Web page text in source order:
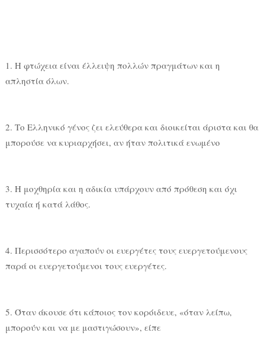
1. Η φτώχεια είναι έλλειψη πολλών πραγμάτων και η
απληστία όλων.
2. Το Ελληνικό γένος ζει ελεύθερα και διοικείται άριστα και θα
μπορούσε να κυριαρχήσει, αν ήταν πολιτικά ενωμένο
3. Η μοχθηρία και η αδικία υπάρχουν από πρόθεση και όχι
τυχαία ή κατά λάθος.
4. Περισσότερο αγαπούν οι ευεργέτες τους ευεργετούμενους
παρά οι ευεργετούμενοι τους ευεργέτες.
5. Όταν άκουσε ότι κάποιος τον κορόιδευε, «όταν λείπω,
μπορούν και να με μαστιγώσουν», είπε